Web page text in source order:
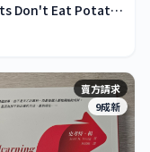
Ghosts Don't Eat Potato Chips
賣方請求
9成新